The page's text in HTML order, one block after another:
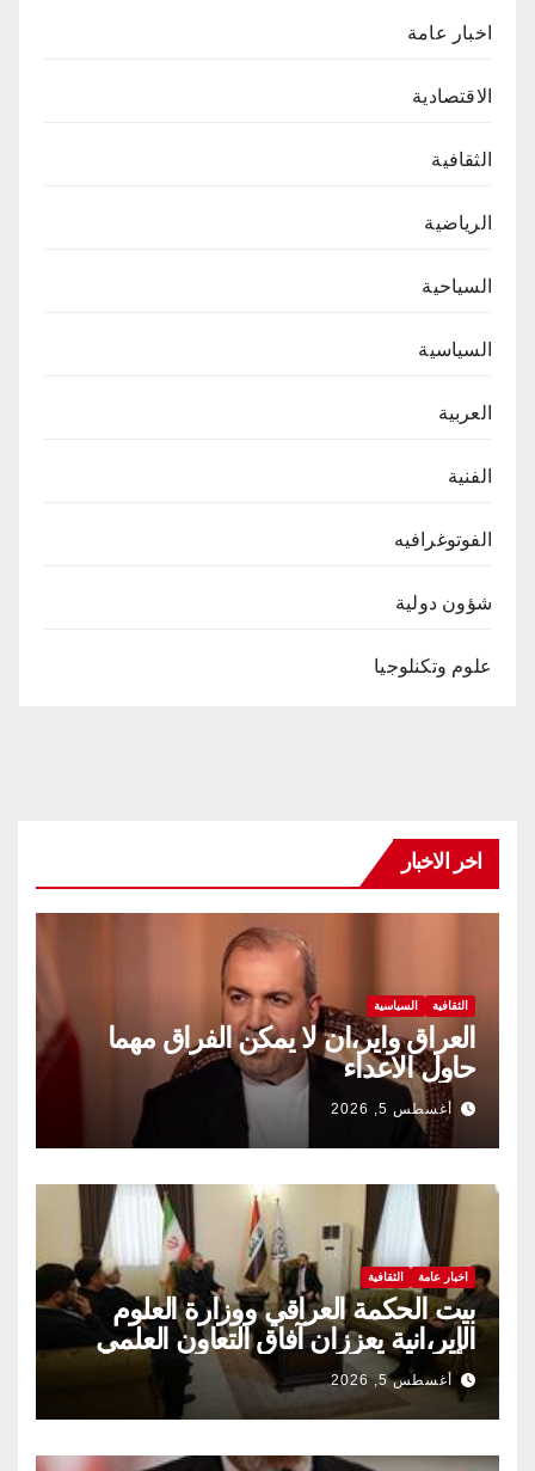
اخبار عامة
الاقتصادية
الثقافية
الرياضية
السياحية
السياسية
العربية
الفنية
الفوتوغرافيه
شؤون دولية
علوم وتكنلوجيا
اخر الاخبار
الثقافية السياسية
العراق واير،ان لا يمكن الفراق مهما
حاول الاعداء
أغسطس 5, 2026
اخبار عامة الثقافية
بيت الحكمة العراقي ووزارة العلوم
الإير،انية يعززان آفاق التعاون العلمي
والثقافي.
أغسطس 5, 2026